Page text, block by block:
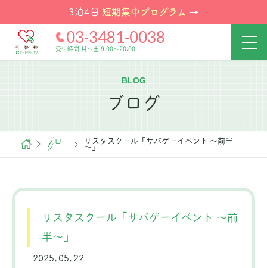
3泊4日 短期集中プログラム →
03-3481-0038
受付時間:月～土 9:00～20:00
BLOG
ブログ
ブロ
グ
リスタスクール「サバゲーイベント ～前半
～」
リスタスクール「サバゲーイベント ～前
半～」
2025.05.22